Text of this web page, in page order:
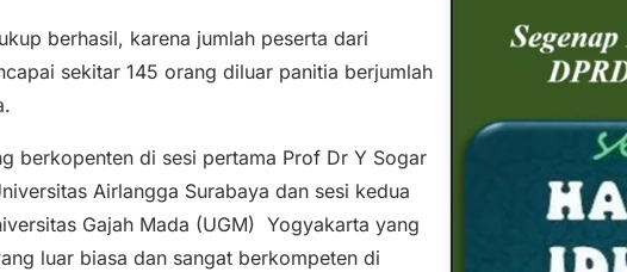
berhasil, karena jumlah peserta dari
sekitar 145 orang diluar panitia berjumlah
berkopenten di sesi pertama Prof Dr Y Sogar
Airlangga Surabaya dan sesi kedua
Gajah Mada (UGM) Yogyakarta yang
luar biasa dan sangat berkompeten di